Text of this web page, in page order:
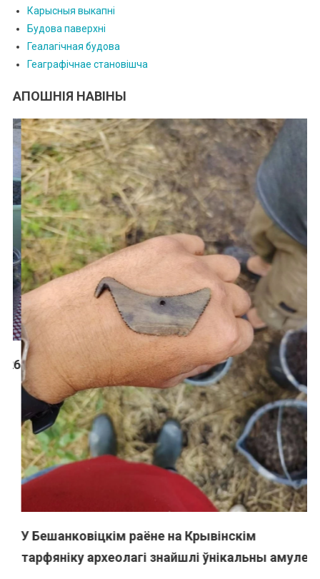
Карысныя выкапні
Будова паверхні
Геалагічная будова
Геаграфічнае становішча
АПОШНІЯ НАВІНЫ
У Бешанковіцкім раёне на Крывінскім
тарфяніку археолагі знайшлі ўнікальны амулет